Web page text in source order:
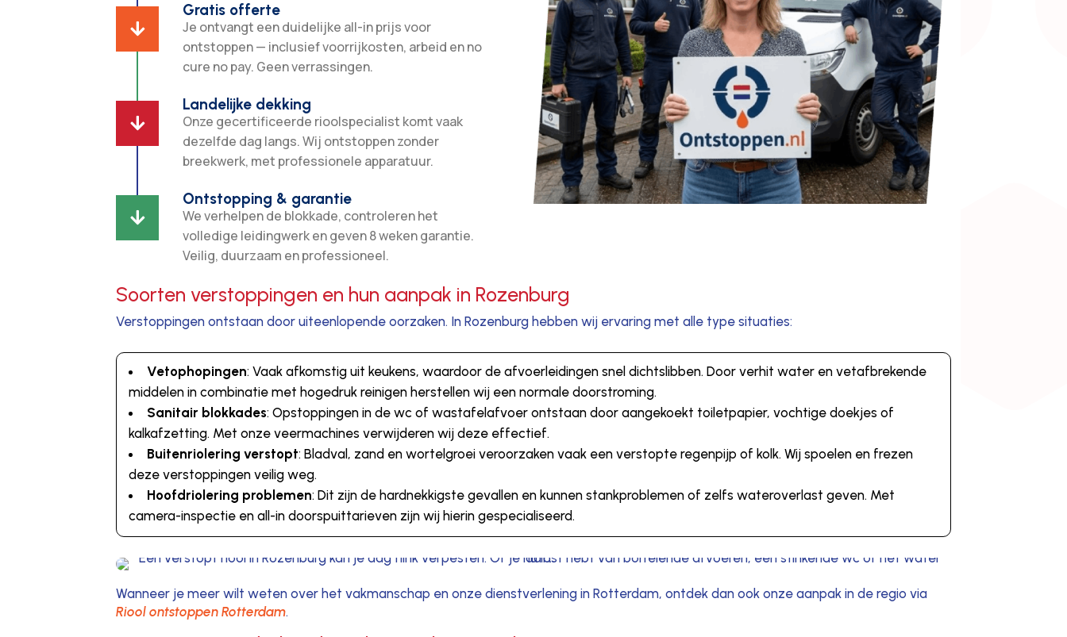

Gratis offerte
Je ontvangt een duidelijke all-in prijs voor
ontstoppen — inclusief voorrijkosten, arbeid en no
cure no pay. Geen verrassingen.

Landelijke dekking
Onze gecertificeerde rioolspecialist komt vaak
dezelfde dag langs. Wij ontstoppen zonder
breekwerk, met professionele apparatuur.

Ontstopping & garantie
We verhelpen de blokkade, controleren het
volledige leidingwerk en geven 8 weken garantie.
Veilig, duurzaam en professioneel.
Soorten verstoppingen en hun aanpak in Rozenburg
Verstoppingen ontstaan door uiteenlopende oorzaken. In Rozenburg hebben wij ervaring met alle type situaties:
Vetophopingen: Vaak afkomstig uit keukens, waardoor de afvoerleidingen snel dichtslibben. Door verhit water en vetafbrekende
middelen in combinatie met hogedruk reinigen herstellen wij een normale doorstroming.
Sanitair blokkades: Opstoppingen in de wc of wastafelafvoer ontstaan door aangekoekt toiletpapier, vochtige doekjes of
kalkafzetting. Met onze veermachines verwijderen wij deze effectief.
Buitenriolering verstopt: Bladval, zand en wortelgroei veroorzaken vaak een verstopte regenpijp of kolk. Wij spoelen en frezen
deze verstoppingen veilig weg.
Hoofdriolering problemen: Dit zijn de hardnekkigste gevallen en kunnen stankproblemen of zelfs wateroverlast geven. Met
camera-inspectie en all-in doorspuittarieven zijn wij hierin gespecialiseerd.
Wanneer je meer wilt weten over het vakmanschap en onze dienstverlening in Rotterdam, ontdek dan ook onze aanpak in de regio via
Riool ontstoppen Rotterdam.